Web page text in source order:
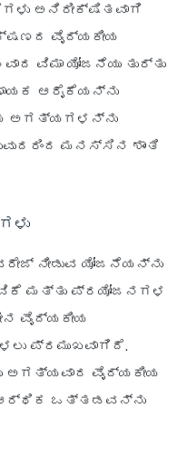
ಅನಿರೀಕ್ಷಿತವಾಗಿ
ವೈದ್ಯಕೀಯ
ವಿಮಾ ಯೋಜನೆಯು ತುರ್ತು
ಆರೈಕೆಯನ್ನು
ಅಗತ್ಯಗಳನ್ನು
ಮನಸ್ಸಿನ ಶಾಂತಿ
ನೀಡುವ ಯೋಜನೆಯನ್ನು
ಮತ್ತು ಪ್ರಯೋಜನಗಳ
ವೈದ್ಯಕೀಯ
ಪ್ರಮುಖವಾಗಿದೆ.
ವೈದ್ಯಕೀಯ
ಆರ್ಥಿಕ ಒತ್ತಡವನ್ನು